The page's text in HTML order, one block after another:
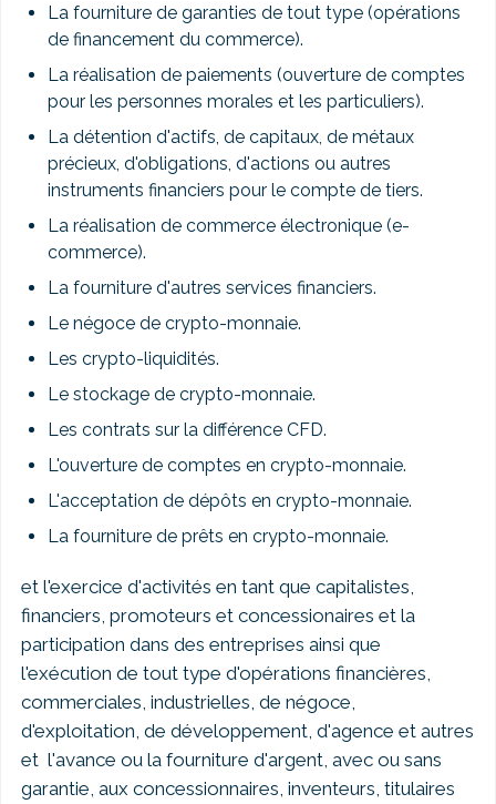
La fourniture de garanties de tout type (opérations
de financement du commerce).
La réalisation de paiements (ouverture de comptes
pour les personnes morales et les particuliers).
La détention d'actifs, de capitaux, de métaux
précieux, d'obligations, d'actions ou autres
instruments financiers pour le compte de tiers.
La réalisation de commerce électronique (e-
commerce).
La fourniture d'autres services financiers.
Le négoce de crypto-monnaie.
Les crypto-liquidités.
Le stockage de crypto-monnaie.
Les contrats sur la différence CFD.
L'ouverture de comptes en crypto-monnaie.
L'acceptation de dépôts en crypto-monnaie.
La fourniture de prêts en crypto-monnaie.
et l'exercice d'activités en tant que capitalistes,
financiers, promoteurs et concessionaires et la
participation dans des entreprises ainsi que
l'exécution de tout type d'opérations financières,
commerciales, industrielles, de négoce,
d'exploitation, de développement, d'agence et autres
et l'avance ou la fourniture d'argent, avec ou sans
garantie, aux concessionnaires, inventeurs, titulaires